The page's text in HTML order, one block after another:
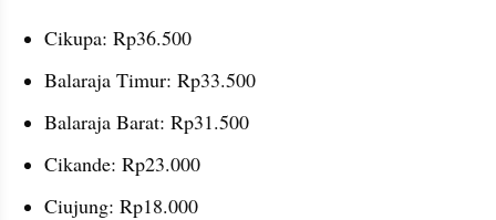
Cikupa: Rp36.500
Balaraja Timur: Rp33.500
Balaraja Barat: Rp31.500
Cikande: Rp23.000
Ciujung: Rp18.000